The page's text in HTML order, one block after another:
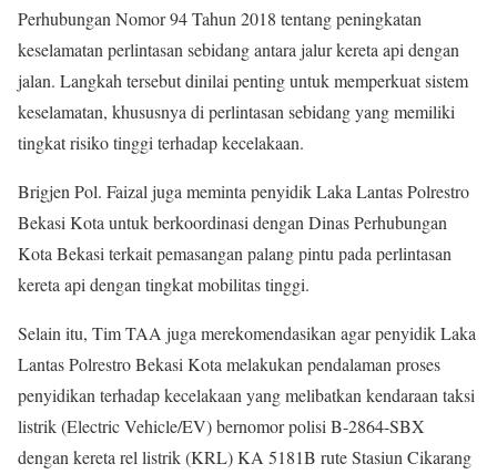
Perhubungan Nomor 94 Tahun 2018 tentang peningkatan
keselamatan perlintasan sebidang antara jalur kereta api dengan
jalan. Langkah tersebut dinilai penting untuk memperkuat sistem
keselamatan, khususnya di perlintasan sebidang yang memiliki
tingkat risiko tinggi terhadap kecelakaan.
Brigjen Pol. Faizal juga meminta penyidik Laka Lantas Polrestro
Bekasi Kota untuk berkoordinasi dengan Dinas Perhubungan
Kota Bekasi terkait pemasangan palang pintu pada perlintasan
kereta api dengan tingkat mobilitas tinggi.
Selain itu, Tim TAA juga merekomendasikan agar penyidik Laka
Lantas Polrestro Bekasi Kota melakukan pendalaman proses
penyidikan terhadap kecelakaan yang melibatkan kendaraan taksi
listrik (Electric Vehicle/EV) bernomor polisi B-2864-SBX
dengan kereta rel listrik (KRL) KA 5181B rute Stasiun Cikarang